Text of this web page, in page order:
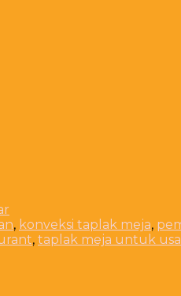
, konveksi taplak meja,
, taplak meja untuk